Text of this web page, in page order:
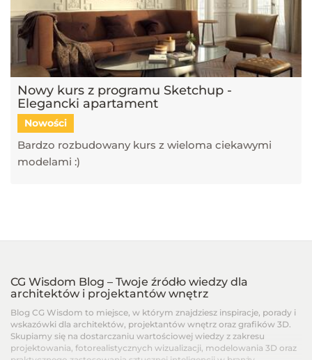
Nowy kurs z programu Sketchup -
Elegancki apartament
Nowości
Bardzo rozbudowany kurs z wieloma ciekawymi
modelami :)
CG Wisdom Blog – Twoje źródło wiedzy dla
architektów i projektantów wnętrz
Blog CG Wisdom to miejsce, w którym znajdziesz inspiracje, porady i
wskazówki dla architektów, projektantów wnętrz oraz grafików 3D.
Skupiamy się na dostarczaniu wartościowej wiedzy z zakresu
projektowania, fotorealistycznych wizualizacji, modelowania 3D oraz